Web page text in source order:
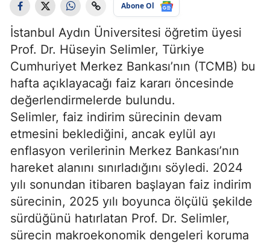
Abone Ol
İstanbul Aydın Üniversitesi öğretim üyesi
Prof. Dr. Hüseyin Selimler, Türkiye
Cumhuriyet Merkez Bankası’nın (TCMB) bu
hafta açıklayacağı faiz kararı öncesinde
değerlendirmelerde bulundu.
Selimler, faiz indirim sürecinin devam
etmesini beklediğini, ancak eylül ayı
enflasyon verilerinin Merkez Bankası’nın
hareket alanını sınırladığını söyledi. 2024
yılı sonundan itibaren başlayan faiz indirim
sürecinin, 2025 yılı boyunca ölçülü şekilde
sürdüğünü hatırlatan Prof. Dr. Selimler,
sürecin makroekonomik dengeleri koruma